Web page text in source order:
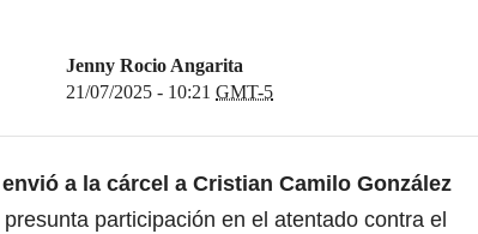
Jenny Rocio Angarita
21/07/2025 - 10:21 GMT-5
envió a la cárcel a Cristian Camilo González
participación en el atentado contra el